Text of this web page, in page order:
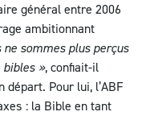
général entre 2006
ambitionnant
ne sommes plus perçus
bibles », confiait-il
départ. Pour lui, l’ABF
: la Bible en tant